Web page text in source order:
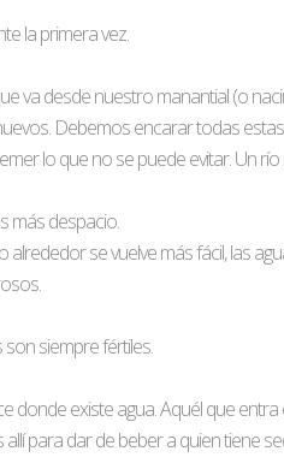
la primera vez.
va desde nuestro manantial (o
Debemos encarar todas
lo que no se puede evitar. Un
más despacio.
se vuelve más fácil, las
siempre fértiles.
donde existe agua. Aquél que
para dar de beber a quien tiene